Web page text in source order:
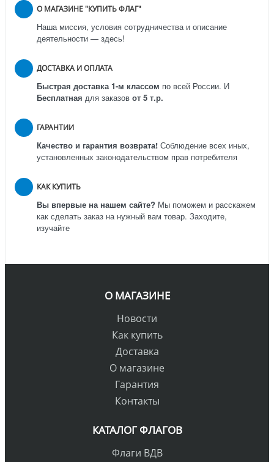
О МАГАЗИНЕ "КУПИТЬ ФЛАГ"
Наша миссия, условия сотрудничества и описание
деятельности — здесь!
ДОСТАВКА И ОПЛАТА
Быстрая доставка 1-м классом по всей России. И
Бесплатная для заказов от 5 т.р.
ГАРАНТИИ
Качество и гарантия возврата! Соблюдение всех иных,
установленных законодательством прав потребителя
КАК КУПИТЬ
Вы впервые на нашем сайте? Мы поможем и расскажем
как сделать заказ на нужный вам товар. Заходите,
изучайте
О МАГАЗИНЕ
Новости
Как купить
Доставка
О магазине
Гарантия
Контакты
КАТАЛОГ ФЛАГОВ
Флаги ВДВ